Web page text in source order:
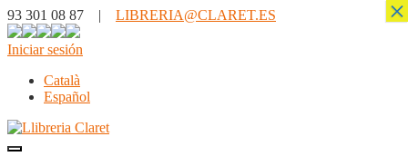
93 301 08 87 | LIBRERIA@CLARET.ES
Iniciar sesión
Català
Español
×